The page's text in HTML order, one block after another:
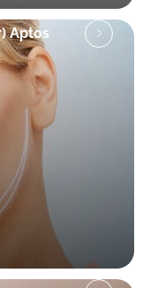
Aptos